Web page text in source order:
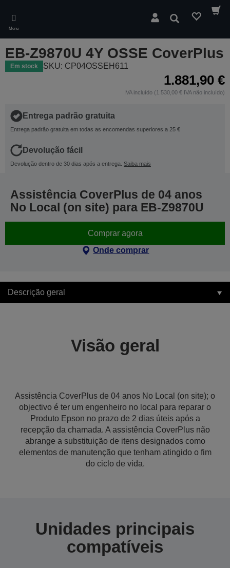
main
content
Menu
Pesquisar
EB-Z9870U 4Y OSSE CoverPlus
Em stock SKU: CP04OSSEH611
1.881,90 €
IVA incluído (1.530,00 € IVA não incluído)
Entrega padrão gratuita
Entrega padrão gratuita em todas as encomendas superiores a 25 €
Devolução fácil
Devolução dentro de 30 dias após a entrega. Saiba mais
Assistência CoverPlus de 04 anos
No Local (on site) para EB-Z9870U
Comprar agora
Onde comprar
Descrição geral
Visão geral
Assistência CoverPlus de 04 anos No Local (on site); o
objectivo é ter um engenheiro no local para reparar o
Produto Epson no prazo de 2 dias úteis após a
recepção da chamada. A assistência CoverPlus não
abrange a substituição de itens designados como
elementos de manutenção que tenham atingido o fim
do ciclo de vida.
Unidades principais
compatíveis